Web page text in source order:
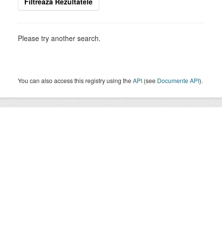
Please try another search.
You can also access this registry using theAPI (see Documente API).